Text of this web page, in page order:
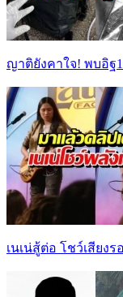
ญาติยังคาใจ! พบอิฐ
เนเน่สู้ต่อ โชว์เสียงร